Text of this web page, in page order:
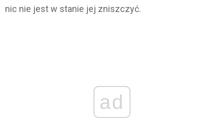
nic nie jest w stanie jej zniszczyć.
ad